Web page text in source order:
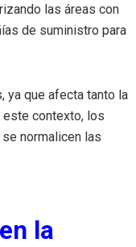
las áreas con
de suministro para
ya que afecta tanto la
este contexto, los
normalicen las
la